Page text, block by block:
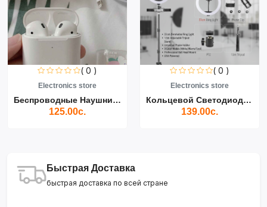
( 0 )
Electronics store
Беспроводные Наушники Air...
125.00с.
( 0 )
Electronics store
Кольцевой Светодиодный Св...
139.00с.
Быстрая Доставка
быстрая доставка по всей стране